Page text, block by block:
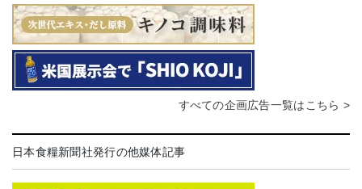
すべての企画広告一覧はこちら >
日本食糧新聞社発行の他媒体記事